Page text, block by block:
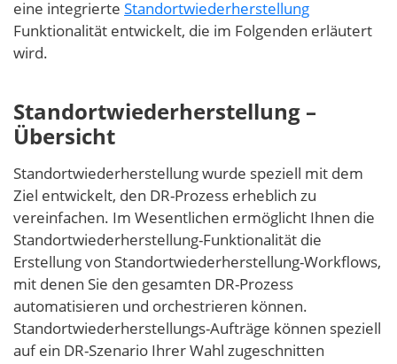
eine integrierte Standortwiederherstellung
Funktionalität entwickelt, die im Folgenden erläutert
wird.
Standortwiederherstellung –
Übersicht
Standortwiederherstellung wurde speziell mit dem
Ziel entwickelt, den DR-Prozess erheblich zu
vereinfachen. Im Wesentlichen ermöglicht Ihnen die
Standortwiederherstellung-Funktionalität die
Erstellung von Standortwiederherstellung-Workflows,
mit denen Sie den gesamten DR-Prozess
automatisieren und orchestrieren können.
Standortwiederherstellungs-Aufträge können speziell
auf ein DR-Szenario Ihrer Wahl zugeschnitten